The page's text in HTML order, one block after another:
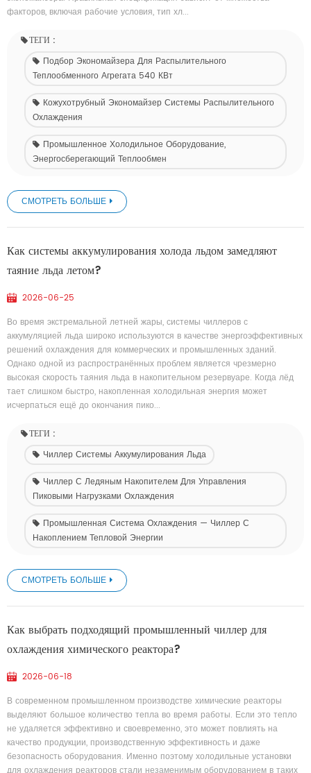
факторов, включая рабочие условия, тип хл...
ТЕГИ :
Подбор Экономайзера Для Распылительного
Теплообменного Агрегата 540 КВт
Кожухотрубный Экономайзер Системы Распылительного
Охлаждения
Промышленное Холодильное Оборудование,
Энергосберегающий Теплообмен
СМОТРЕТЬ БОЛЬШЕ
Как системы аккумулирования холода льдом замедляют
таяние льда летом?
2026-06-25
Во время экстремальной летней жары, системы чиллеров с
аккумуляцией льда широко используются в качестве энергоэффективных
решений охлаждения для коммерческих и промышленных зданий.
Однако одной из распространённых проблем является чрезмерно
высокая скорость таяния льда в накопительном резервуаре. Когда лёд
тает слишком быстро, накопленная холодильная энергия может
исчерпаться ещё до окончания пико...
ТЕГИ :
Чиллер Системы Аккумулирования Льда
Чиллер С Ледяным Накопителем Для Управления
Пиковыми Нагрузками Охлаждения
Промышленная Система Охлаждения — Чиллер С
Накоплением Тепловой Энергии
СМОТРЕТЬ БОЛЬШЕ
Как выбрать подходящий промышленный чиллер для
охлаждения химического реактора?
2026-06-18
В современном промышленном производстве химические реакторы
выделяют большое количество тепла во время работы. Если это тепло
не удаляется эффективно и своевременно, это может повлиять на
качество продукции, производственную эффективность и даже
безопасность оборудования. Именно поэтому холодильные установки